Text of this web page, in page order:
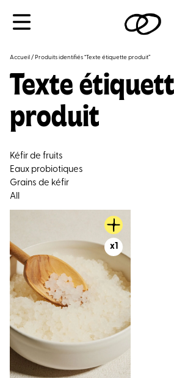
Accueil / Produits identifiés “Texte étiquette produit”
Texte
produit
Kéfir de fruits
Eaux probiotiques
Grains de kéfir
All
x1